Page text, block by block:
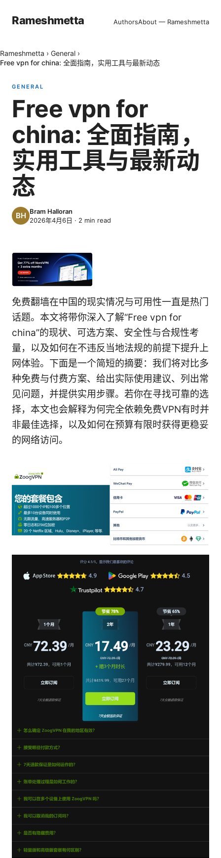
Rameshmetta AuthorsAbout — Rameshmetta
Rameshmetta › General ›
Free vpn for china: 全面指南，实用工具与最新动态
GENERAL
Free vpn for
china: 全面指南，
实用工具与最新动
态
Bram Halloran
2026年4月6日 · 2 min read
免费翻墙在中国的现实情况与可用性一直是热门
话题。本文将带你深入了解“Free vpn for
china”的现状、可选方案、安全性与合规性考
量，以及如何在不违反当地法规的前提下提升上
网体验。下面是一个简短的摘要：我们将对比多
种免费与付费方案、给出实际使用建议、列出常
见问题，并提供实用步骤。若你在寻找可靠的选
择，本文也会解释为何完全依赖免费VPN有时并
非最佳选择，以及如何在预算有限时获得更稳妥
的网络访问。